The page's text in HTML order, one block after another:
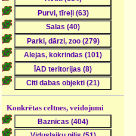
Konkrētas celtnes, veidojumi